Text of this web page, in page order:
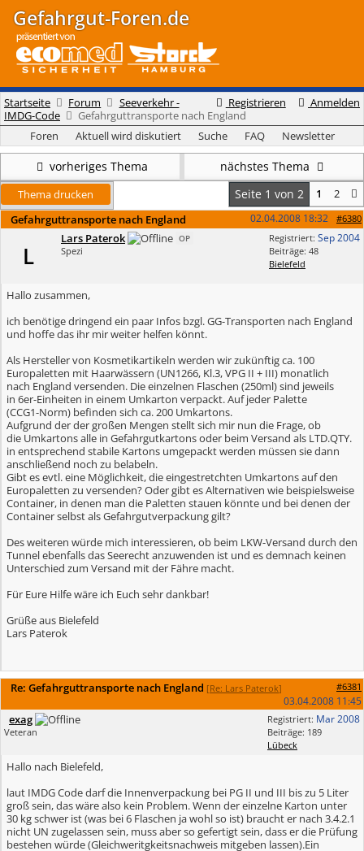
Gefahrgut-Foren.de
Registrieren Anmelden
Startseite Forum
Seeverkehr -
IMDG-Code
Gefahrguttransporte nach England
Foren
Aktuell wird diskutiert Suche FAQ Newsletter
vorheriges Thema nächstes Thema
Thema drucken Seite 1 von 2 1
2
Gefahrguttransporte nach England
#6380
02.04.2008 18:32
Registriert: Sep 2004
Beiträge: 48
Bielefeld
L
Lars Paterok OP
Spezi
Hallo zusammen,
ich benötige dringend ein paar Infos bzgl. GG-Transporten nach England
und hoffe das ihr mir weiter helfen könnt.
Als Hersteller von Kosmetikartikeln werden wir zukünftig ca. 100
Europaletten mit Haarwässern (UN1266, Kl.3, VPG II + III) monatlich
nach England versenden. Die einzelnen Flaschen (250ml) sind jeweils
in 6er-Einheiten in einem Umkarton verpackt. Auf jeder Palette
(CCG1-Norm) befinden sich ca. 200 Umkartons.
Aufgrund der der großen Mengen stellt sich mir nun die Frage, ob
die Umkartons alle in Gefahrgutkartons oder beim Versand als LTD.QTY.
in entsprechend stabile Kartons umgepackt werden müssen sie dann
anschließend noch zu belabeln.
Gibt es evtl. eine Möglichkeit, die eingestretchten Umkartons auf den
Europaletten zu versenden? Oder gibt es Alternativen wie beispielsweise
Container, in denen man die Paletten stauen könnte und bei denen der
Container selbst als Gefahrgutverpackung gilt?
Des weiteren würde mich interessieren, ob beim LKW-Versand durch den
Tunnel ebenfalls das Seerecht anzuwenden ist und es demnach keinen
Unterschied zum Versand mit der Fähre macht.
Für Eure Hilfe wäre ich Euch sehr dankbar!
Grüße aus Bielefeld
Lars Paterok
Re: Gefahrguttransporte nach England [Re: Lars Paterok] #6381
03.04.2008 11:45
Registriert: Mar 2008
Beiträge: 189
Lübeck
exag
Veteran
Hallo nach Bielefeld,
laut IMDG Code darf die Innenverpackung bei PG II und III bis zu 5 Liter
groß sein, das wäre also kein Problem. Wenn der einzelne Karton unter
30 kg schwer ist (was bei 6 Flaschen ja wohl so ist) braucht er nach 3.4.2.1
nicht UN zugelassen sein, muss aber so gefertigt sein, dass er die Prüfung
bestehen würde (Gleichweritgkeitsnachweis mitgeben lassen).Ein